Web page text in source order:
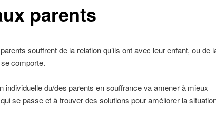
parents
souffrent de la relation qu’ils ont avec leur enfant, ou de
comporte.
individuelle du/des parents en souffrance va amener à mieux
se passe et à trouver des solutions pour améliorer la